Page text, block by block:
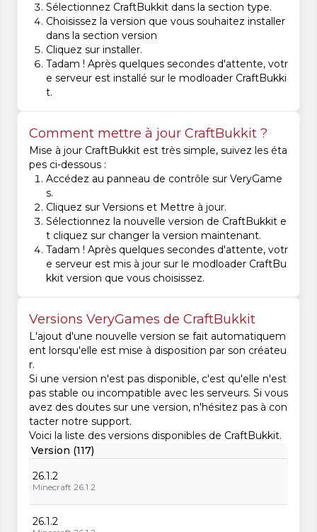
Sélectionnez CraftBukkit dans la section type.
Choisissez la version que vous souhaitez installer
dans la section version
Cliquez sur installer.
Tadam ! Après quelques secondes d'attente, votr
e serveur est installé sur le modloader CraftBukki
t.
Comment mettre à jour CraftBukkit ?
Mise à jour CraftBukkit est très simple, suivez les éta
pes ci-dessous :
Accédez au panneau de contrôle sur VeryGame
s.
Cliquez sur Versions et Mettre à jour.
Sélectionnez la nouvelle version de CraftBukkit e
t cliquez sur changer la version maintenant.
Tadam ! Après quelques secondes d'attente, votr
e serveur est mis à jour sur le modloader CraftBu
kkit version que vous choisissez.
Versions VeryGames de CraftBukkit
L'ajout d'une nouvelle version se fait automatiquem
ent lorsqu'elle est mise à disposition par son créateu
r.
Si une version n'est pas disponible, c'est qu'elle n'est
pas stable ou incompatible avec les serveurs. Si vous
avez des doutes sur une version, n'hésitez pas à con
tacter notre support.
Voici la liste des versions disponibles de CraftBukkit.
Version (117)
26.1.2
Minecraft 26.1.2
26.1.2